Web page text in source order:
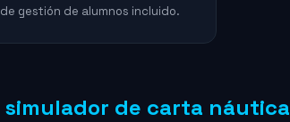
de gestión de alumnos incluido.
simulador de carta náutica